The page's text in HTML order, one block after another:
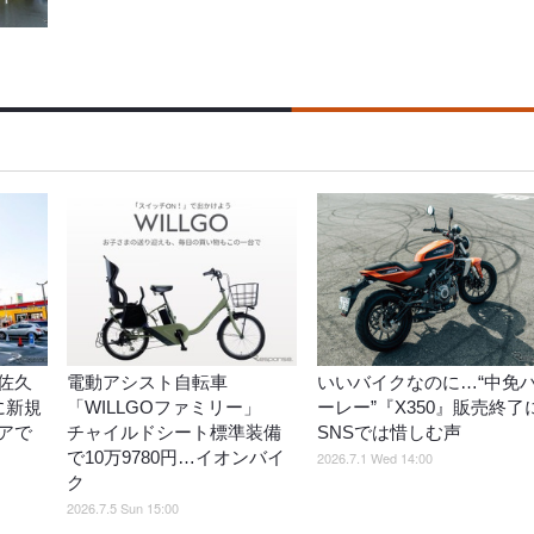
久
新規
で
電動アシスト自転車
「WILLGOファミリー」
チャイルドシート標準装備
で10万9780円…イオンバイ
ク
2026.7.5 Sun 15:00
いいバイクなのに…“中免
ーレー”『X350』販売終了
SNSでは惜しむ声
2026.7.1 Wed 14:00